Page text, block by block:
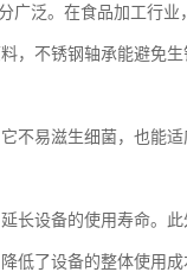
泛。在食品加工行
，不锈钢轴承能避免
不易滋生细菌，也能
长设备的使用寿命。
低了设备的整体使用成